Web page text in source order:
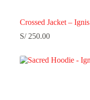
Crossed Jacket – Ignis
S/250.00